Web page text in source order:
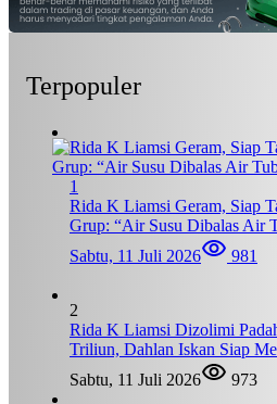
Terpopuler
1
Rida K Liamsi Geram, Siap
Grup: “Air Susu Dibalas Air
Sabtu, 11 Juli 2026
981
2
Rida K Liamsi Dizolimi
Triliun, Dahlan Iskan Siap
Sabtu, 11 Juli 2026
973